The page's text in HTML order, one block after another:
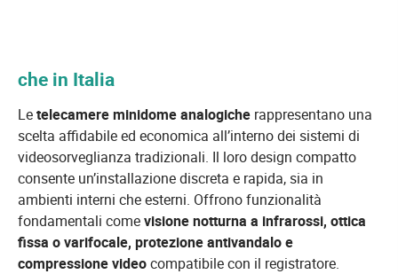
che in Italia
Letelecamere minidome analogiche rappresentano una
scelta affidabile ed economica all’interno dei sistemi di
videosorveglianza tradizionali. Il loro design compatto
consente un’installazione discreta e rapida, sia in
ambienti interni che esterni. Offrono funzionalità
fondamentali comevisione notturna a infrarossi, ottica
fissa o varifocale, protezione antivandalo e
compressione videocompatibile con il registratore.